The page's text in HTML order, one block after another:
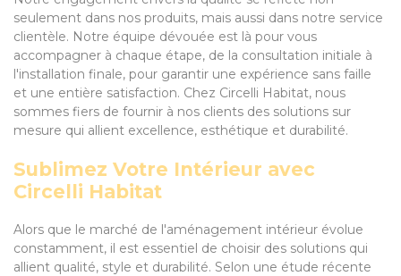
seulement dans nos produits, mais aussi dans notre service
clientèle. Notre équipe dévouée est là pour vous
accompagner à chaque étape, de la consultation initiale à
l'installation finale, pour garantir une expérience sans faille
et une entière satisfaction. Chez Circelli Habitat, nous
sommes fiers de fournir à nos clients des solutions sur
mesure qui allient excellence, esthétique et durabilité.
Sublimez Votre Intérieur avec
Circelli Habitat
Alors que le marché de l'aménagement intérieur évolue
constamment, il est essentiel de choisir des solutions qui
allient qualité, style et durabilité. Selon une étude récente